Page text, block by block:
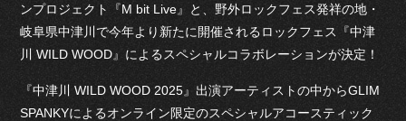
ンプロジェクト『M bit Live』と、野外ロックフェス発祥の地・
岐阜県中津川で今年より新たに開催されるロックフェス『中津
川 WILD WOOD』によるスペシャルコラボレーションが決定！
『中津川 WILD WOOD 2025』出演アーティストの中からGLIM
SPANKYによるオンライン限定のスペシャルアコースティック